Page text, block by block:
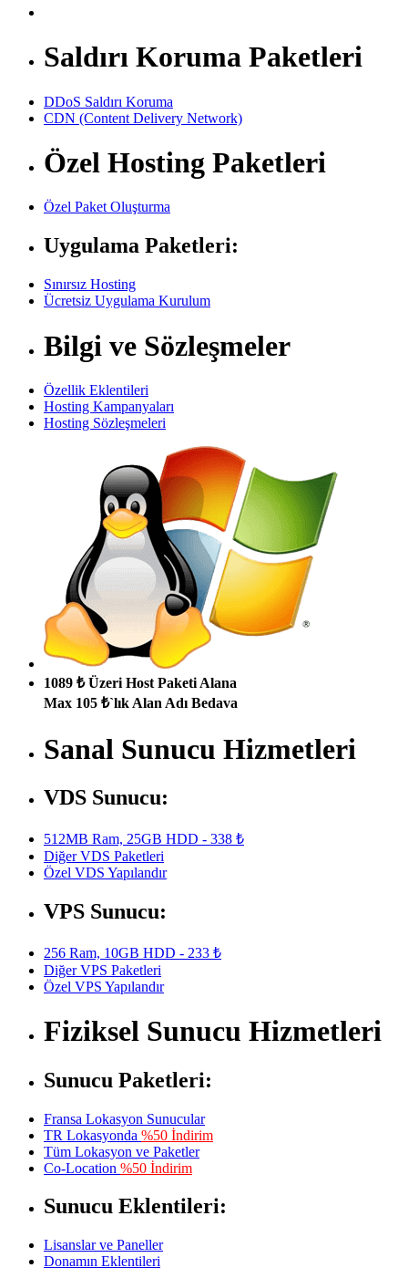
Saldırı Koruma Paketleri
DDoS Saldırı Koruma
CDN (Content Delivery Network)
Özel Hosting Paketleri
Özel Paket Oluşturma
Uygulama Paketleri:
Sınırsız Hosting
Ücretsiz Uygulama Kurulum
Bilgi ve Sözleşmeler
Özellik Eklentileri
Hosting Kampanyaları
Hosting Sözleşmeleri
1089 ₺ Üzeri Host Paketi Alana
Max 105 ₺`lık Alan Adı Bedava
Sanal Sunucu Hizmetleri
VDS Sunucu:
512MB Ram, 25GB HDD - 338 ₺
Diğer VDS Paketleri
Özel VDS Yapılandır
VPS Sunucu:
256 Ram, 10GB HDD - 233 ₺
Diğer VPS Paketleri
Özel VPS Yapılandır
Fiziksel Sunucu Hizmetleri
Sunucu Paketleri:
Fransa Lokasyon Sunucular
TR Lokasyonda %50 İndirim
Tüm Lokasyon ve Paketler
Co-Location %50 İndirim
Sunucu Eklentileri:
Lisanslar ve Paneller
Donamın Eklentileri